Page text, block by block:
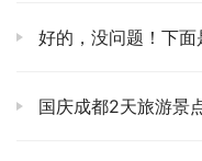
做了一个小零钱包，那
馆和茶馆特别多，而且
好的，没问题！下面是一篇
国庆成都2天旅游景